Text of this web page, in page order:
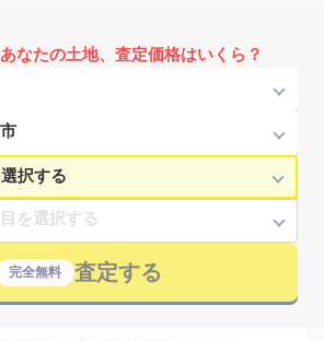
あなたの土地、査定価格はいくら？
完全無料 査定する